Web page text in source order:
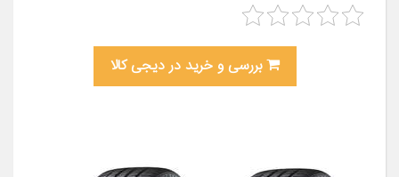
بررسی و خرید در دیجی کالا